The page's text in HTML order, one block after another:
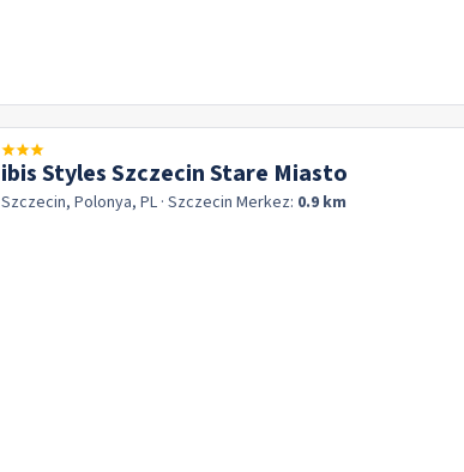
ibis Styles Szczecin Stare Miasto
Szczecin, Polonya, PL · Szczecin Merkez: 0.9 km